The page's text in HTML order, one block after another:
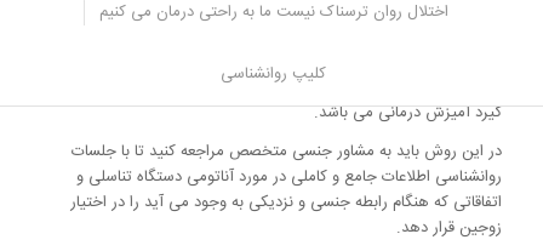
اختلال روان ترسناک نیست ما به راحتی درمان می کنیم
کلیپ روانشناسی
درمان ترس از دخول
گیرد آمیزش درمانی می باشد.
در این روش باید به مشاور جنسی متخصص مراجعه کنید تا با جلسات
روانشناسی اطلاعات جامع و کاملی در مورد آناتومی دستگاه تناسلی و
اتفاقاتی که هنگام رابطه جنسی و نزدیکی به وجود می آید را در اختیار
زوجین قرار دهد.